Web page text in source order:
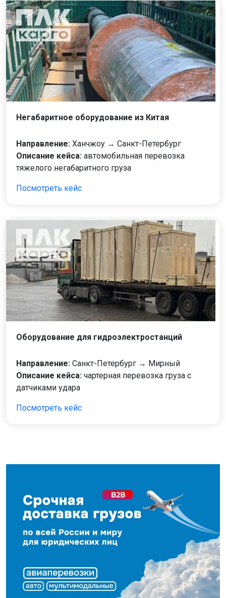
Негабаритное оборудование из Китая
Направление: Ханчжоу → Санкт-Петербург
Описание кейса: автомобильная перевозка
тяжелого негабаритного груза
Посмотреть кейс
Оборудование для гидроэлектростанций
Направление: Санкт-Петербург → Мирный
Описание кейса: чартерная перевозка груза с
датчиками удара
Посмотреть кейс